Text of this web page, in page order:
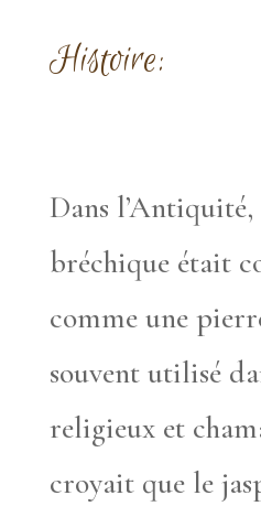
Histoire:
Dans l’Antiquité,
bréchique était
comme une
souvent utilisé
religieux et
croyait que le